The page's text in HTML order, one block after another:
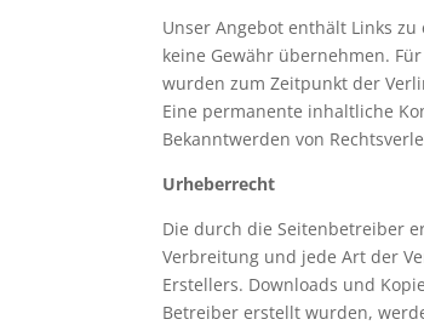
Unser Angebot enthält Links
keine Gewähr übernehmen.
wurden zum Zeitpunkt der
Eine permanente inhaltliche
Bekanntwerden von
Urheberrecht
Die durch die Seitenbetreiber
Verbreitung und jede Art der
Erstellers. Downloads und
Betreiber erstellt wurden,